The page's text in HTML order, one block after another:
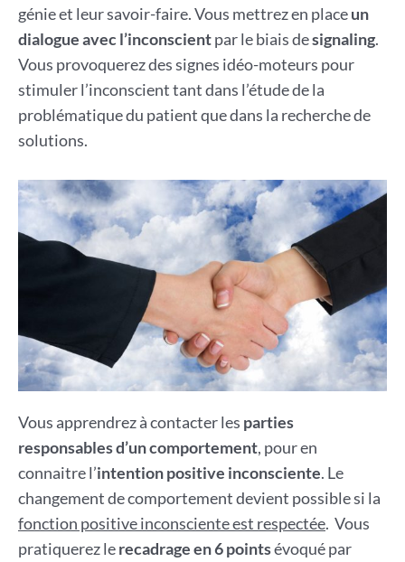
génie et leur savoir-faire. Vous mettrez en placeun
dialogue avec l’inconscientpar le biais designaling.
Vous provoquerez des signes idéo-moteurs pour
stimuler l’inconscient tant dans l’étude de la
problématique du patient que dans la recherche de
solutions.
Vous apprendrez à contacter les parties
responsables d’un comportement, pour en
connaitre l’intention positive inconsciente. Le
changement de comportement devient possible si la
fonction positive inconsciente est respectée. Vous
pratiquerez lerecadrage en 6 pointsévoqué par